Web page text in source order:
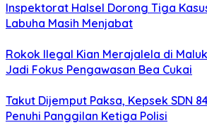
Inspektorat Halsel Dorong Tiga
Labuha Masih Menjabat
Rokok Ilegal Kian Merajalela di
Jadi Fokus Pengawasan Bea Cukai
Takut Dijemput Paksa, Kepsek SDN
Penuhi Panggilan Ketiga Polisi